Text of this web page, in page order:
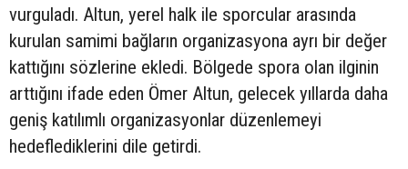
vurguladı. Altun, yerel halk ile sporcular arasında
kurulan samimi bağların organizasyona ayrı bir değer
kattığını sözlerine ekledi. Bölgede spora olan ilginin
arttığını ifade eden Ömer Altun, gelecek yıllarda daha
geniş katılımlı organizasyonlar düzenlemeyi
hedeflediklerini dile getirdi.